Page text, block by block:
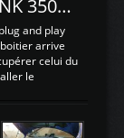
Test du boitier LINK 350Z Plugin ECU
and play
arrive
celui du
le
large bande